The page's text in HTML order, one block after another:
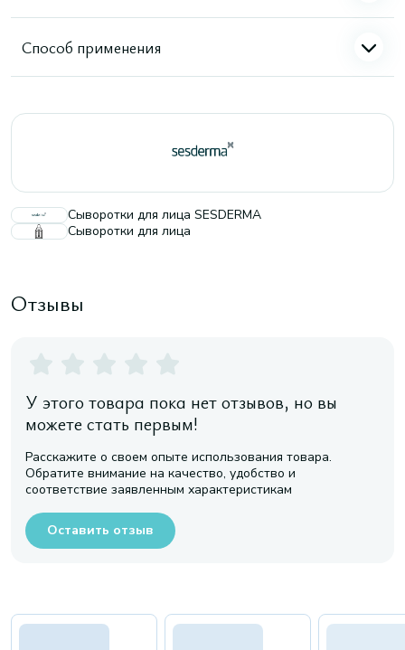
Способ применения
Сыворотки для лица SESDERMA
Сыворотки для лица
Отзывы
У этого товара пока нет отзывов, но вы
можете стать первым!
Расскажите о своем опыте использования товара.
Обратите внимание на качество, удобство и
соответствие заявленным характеристикам
Оставить отзыв